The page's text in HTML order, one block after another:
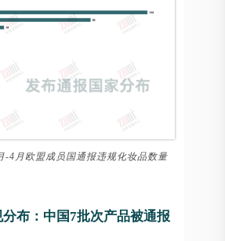
-4月欧盟成员国通报违规化妆品数量
布：中国7批次产品被通报